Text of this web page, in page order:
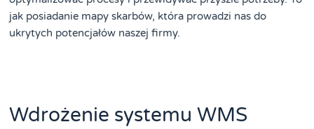
jak posiadanie mapy skarbów, która prowadzi nas do
ukrytych potencjałów naszej firmy.
Wdrożenie systemu WMS